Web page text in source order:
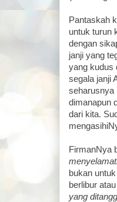
Pantaskah
untuk turun
dengan
janji yang
yang kudus
segala janji
seharusnya
dimanapun
dari kita.
FirmanNya
bukan
berlibur
yang